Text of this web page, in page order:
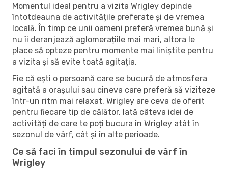
Momentul ideal pentru a vizita Wrigley depinde
întotdeauna de activitățile preferate și de vremea
locală. În timp ce unii oameni preferă vremea bună și
nu îi deranjează aglomerațiile mai mari, altora le
place să opteze pentru momente mai liniștite pentru
a vizita și să evite toată agitația.
Fie că ești o persoană care se bucură de atmosfera
agitată a orașului sau cineva care preferă să viziteze
într-un ritm mai relaxat, Wrigley are ceva de oferit
pentru fiecare tip de călător. Iată câteva idei de
activități de care te poți bucura în Wrigley atât în ​​
sezonul de vârf, cât și în alte perioade.
Ce să faci în timpul sezonului de vârf în
Wrigley